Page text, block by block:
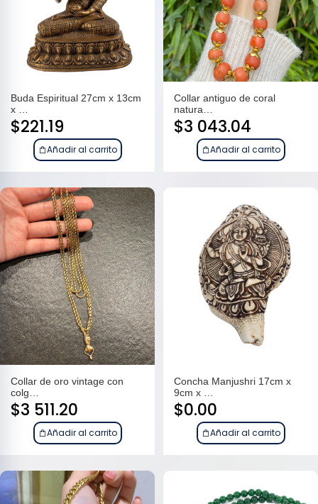
Buda Espiritual 27cm x 13cm
x …
$221.19
Añadir al carrito
Collar antiguo de coral
natura…
$3 043.04
Añadir al carrito
Collar de oro vintage con
colg…
$3 511.20
Añadir al carrito
Concha Manjushri 17cm x
9cm x …
$0.00
Añadir al carrito